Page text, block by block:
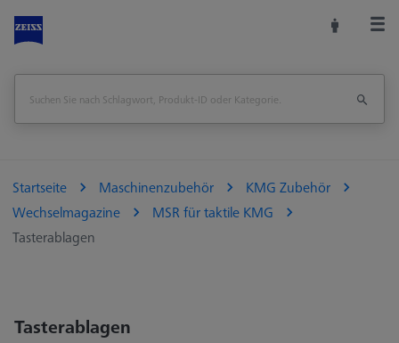
Startseite Maschinenzubehör
KMG Zubehör
Wechselmagazine
MSR für taktile KMG
Tasterablagen
Tasterablagen